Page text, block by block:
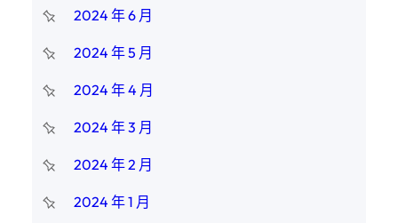
2024 年 6 月
2024 年 5 月
2024 年 4 月
2024 年 3 月
2024 年 2 月
2024 年 1 月